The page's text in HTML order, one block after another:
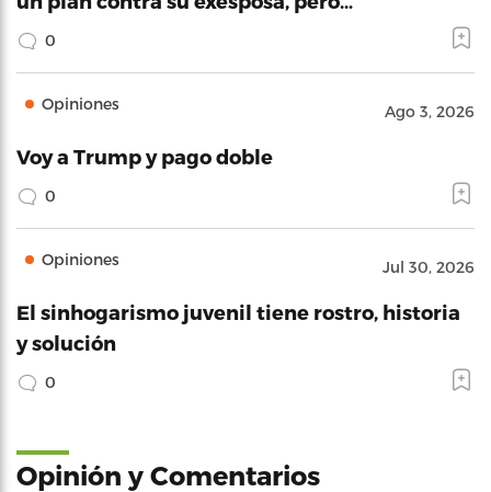
0
Opiniones Ago 3, 2026
Voy a Trump y pago doble
0
Opiniones Jul 30, 2026
El sinhogarismo juvenil tiene rostro, historia
y solución
0
Opinión y Comentarios